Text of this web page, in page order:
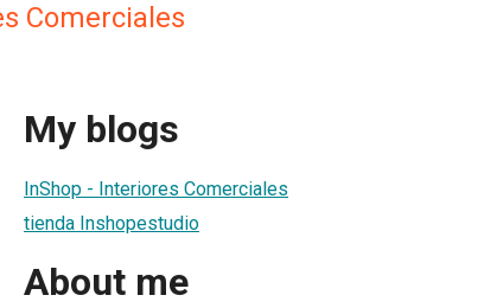
Comerciales
My blogs
InShop - Interiores Comerciales
tienda Inshopestudio
About me